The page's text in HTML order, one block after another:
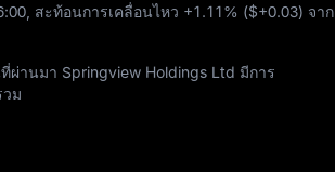
:00 , สะท้อนการเคลื่อนไหว +1.11% ($+0.03) จาก
ผ่านมา Springview Holdings Ltd มีการ
ม